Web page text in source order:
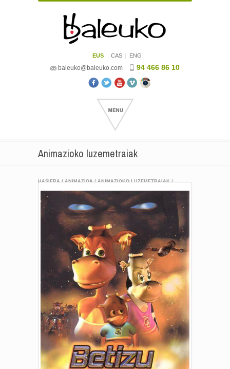
EUS CAS ENG
baleuko@baleuko.com 94 466 86 10
Animazioko luzemetraiak
HASIERA/ANIMAZIOA/ANIMAZIOKO LUZEMETRAIAK/